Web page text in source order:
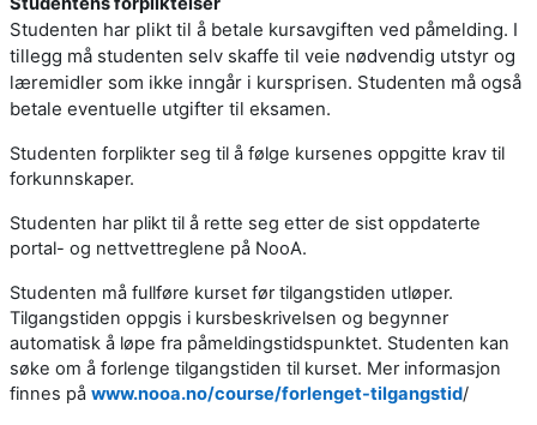
Studenten har plikt til å betale kursavgiften ved påmelding. I
tillegg må studenten selv skaffe til veie nødvendig utstyr og
læremidler som ikke inngår i kursprisen. Studenten må også
betale eventuelle utgifter til eksamen.
Studenten forplikter seg til å følge kursenes oppgitte krav til
forkunnskaper.
Studenten har plikt til å rette seg etter de sist oppdaterte
portal- og nettvettreglene på NooA.
Studenten må fullføre kurset før tilgangstiden utløper.
Tilgangstiden oppgis i kursbeskrivelsen og begynner
automatisk å løpe fra påmeldingstidspunktet. Studenten kan
søke om å forlenge tilgangstiden til kurset. Mer informasjon
finnes på www.nooa.no/course/forlenget-tilgangstid/